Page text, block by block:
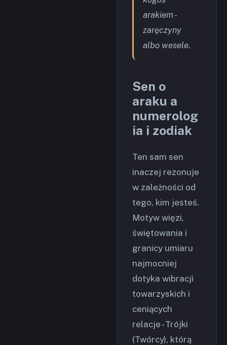
arakiem -
zaręczyny
albo wesele.
Sen o
araku a
numerolog
ia i zodiak
Ten sam sen
inaczej rezonuje
w zależności od
tego, kim jesteś.
Motyw więzi,
świętowania i
granicy umiaru
najmocniej
dotyka wibracji
towarzyskich i
ceniących
relacje - Trójki
(Twórcy), którą